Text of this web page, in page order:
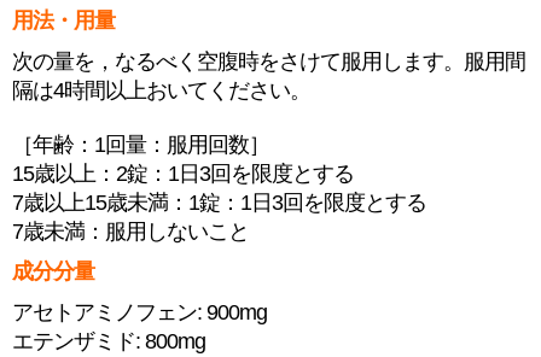
用法・用量
次の量を，なるべく空腹時をさけて服用します。服用間
隔は4時間以上おいてください。
［年齢：1回量：服用回数］
15歳以上：2錠：1日3回を限度とする
7歳以上15歳未満：1錠：1日3回を限度とする
7歳未満：服用しないこと
成分分量
アセトアミノフェン: 900mg
エテンザミド: 800mg